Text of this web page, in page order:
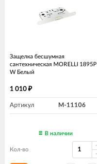
Защелка бесшумная
сантехническая MORELLI 1895P
W Белый
1 010 ₽
Артикул M-11106
В наличии
Кол-во